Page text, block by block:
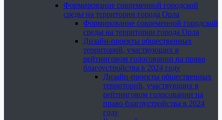
Формирование современной городской
среды на территории города Орла
Формирование современной городской
среды на территории города Орла
Дизайн-проекты общественных
территорий, участвующих в
рейтинговом голосовании на право
благоустройства в 2024 году
Дизайн-проекты общественных
территорий, участвующих в
рейтинговом голосовании на
право благоустройства в 2024
году